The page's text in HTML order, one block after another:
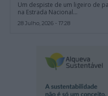
Um despiste de um ligeiro de
na Estrada Nacional...
28 Julho, 2026 - 17:28